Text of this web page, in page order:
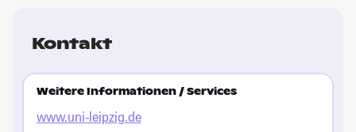
Kontakt
Weitere Informationen / Services
www.uni-leipzig.de